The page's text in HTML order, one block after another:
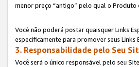
menor preço “antigo” pelo qual o Produto
Você não poderá postar quaisquer Links
especificamente para promover seus Links
3. Responsabilidade pelo Seu
Você será o único responsável pelo seu